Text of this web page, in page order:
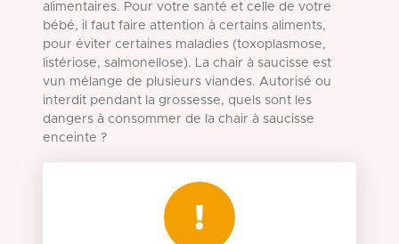
alimentaires. Pour votre santé et celle de votre
bébé, il faut faire attention à certains aliments,
pour éviter certaines maladies (toxoplasmose,
listériose, salmonellose). La chair à saucisse est
vun mélange de plusieurs viandes. Autorisé ou
interdit pendant la grossesse, quels sont les
dangers à consommer de la chair à saucisse
enceinte ?